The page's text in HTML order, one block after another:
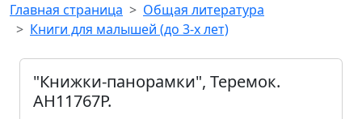
Главная страница
Общая литература
Книги для малышей (до 3-х лет)
"Книжки-панорамки", Теремок.
АН11767Р.